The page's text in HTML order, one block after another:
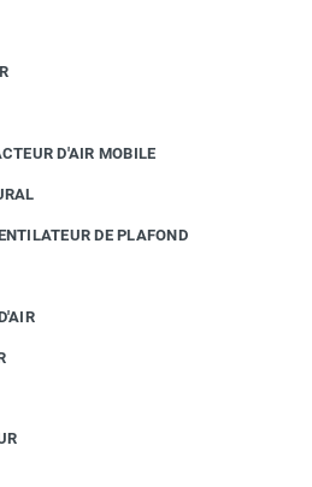
D'AIR MOBILE
DE PLAFOND